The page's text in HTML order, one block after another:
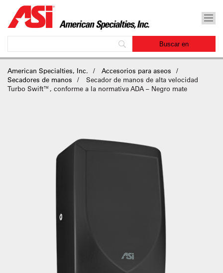
American Specialties, Inc.
Accesorios para aseos
Secadores de manos
Secador de manos de alta velocidad
Turbo Swift™, conforme a la normativa ADA – Negro mate